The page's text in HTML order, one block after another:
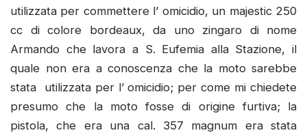
utilizzata per commettere l’ omicidio, un majestic 250
cc di colore bordeaux, da uno zingaro di nome
Armando che lavora a S. Eufemia alla Stazione, il
quale non era a conoscenza che la moto sarebbe
stata utilizzata per l’ omicidio; per come mi chiedete
presumo che la moto fosse di origine furtiva; la
pistola, che era una cal. 357 magnum era stata